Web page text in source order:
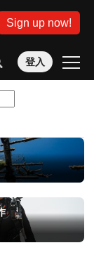
Sign up now!
登入